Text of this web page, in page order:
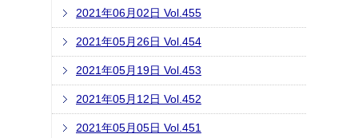
2021年06月02日 Vol.455
2021年05月26日 Vol.454
2021年05月19日 Vol.453
2021年05月12日 Vol.452
2021年05月05日 Vol.451